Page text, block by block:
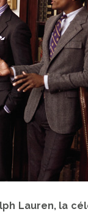
Lauren, la